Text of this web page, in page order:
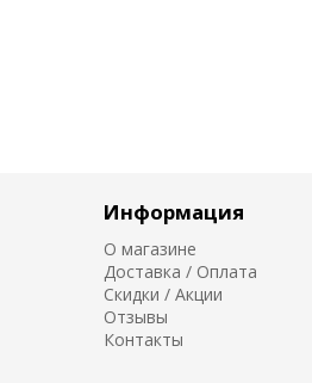
Информация
О магазине
Доставка / Оплата
Скидки / Акции
Отзывы
Контакты